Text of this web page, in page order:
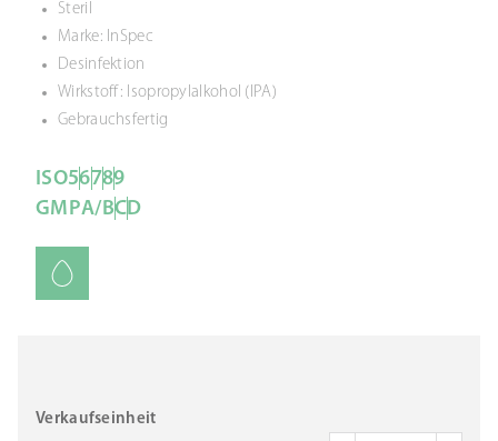
Steril
Marke: InSpec
Desinfektion
Wirkstoff: Isopropylalkohol (IPA)
Gebrauchsfertig
ISO56789
GMPA/BCD
Verkaufseinheit